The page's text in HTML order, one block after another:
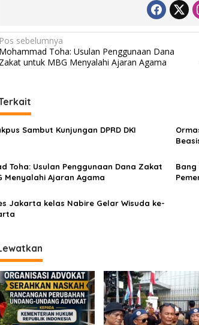
N
a
Pos sebelumnya
Mohammad Toha: Usulan Penggunaan Dana
Zakat untuk MBG Menyalahi Ajaran Agama
Sambut Kunjungan DPRD DKI
Toha: Usulan Penggunaan Dana Zakat
Menyalahi Ajaran Agama
Jakarta kelas Nabire Gelar Wisuda ke-